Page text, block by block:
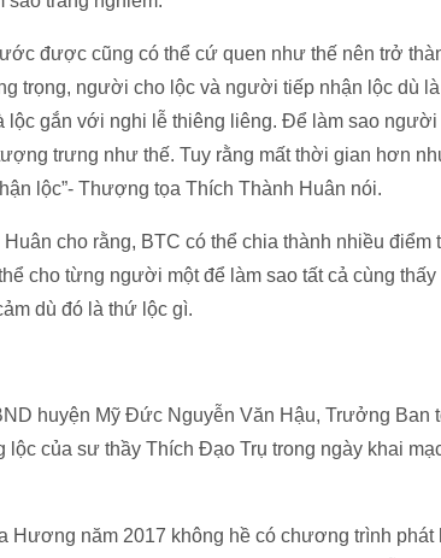
được cũng có thể cứ quen như thế nên trở
trọng, người cho lộc và người tiếp nhận lộc dù
lộc gắn với nghi lễ thiêng liêng. Để làm sao
trưng như thế. Tuy rằng mất thời gian hơn
lộc”- Thượng tọa Thích Thành Huân nói.
cho rằng, BTC có thể chia thành nhiều điểm
cho từng người một để làm sao tất cả cùng
dù đó là thứ lộc gì.
huyện Mỹ Đức Nguyễn Văn Hậu, Trưởng Ban
của sư thầy Thích Đạo Trụ trong ngày khai
Hương năm 2017 không hề có chương trình phát